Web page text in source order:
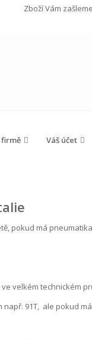
Zboží Vám
firmě Váš účet
pokud má pneumatika
velkém technickém
např. 91T, ale pokud